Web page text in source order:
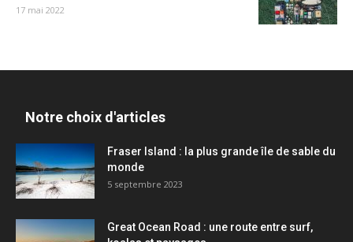
17 mai 2022
Notre choix d'articles
Fraser Island : la plus grande île de sable du
monde
5 septembre 2023
Great Ocean Road : une route entre surf,